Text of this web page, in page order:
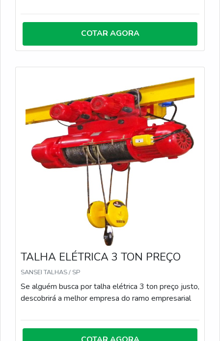
configurações apoiadas, suspensas ou especiais,
carga e o layout, garantindo movimentação precisa
de grandes volumes e otimização do espaço fabril.
normas técnicas, abrangendo desde o projeto e
instalação até testes de comissionamento e
treinamento. Ao eliminar o esforço manual crítico e
reduzir riscos operacionais, nossas pontes rolantes
asseguram durabilidade superior e alto desempenho
para processos de movimentação de carga contínua.
COTAR AGORA
TALHA ELÉTRICA 3 TON PREÇO
SANSEI TALHAS / SP
Se alguém busca por talha elétrica 3 ton preço justo,
descobrirá a melhor empresa do ramo empresarial